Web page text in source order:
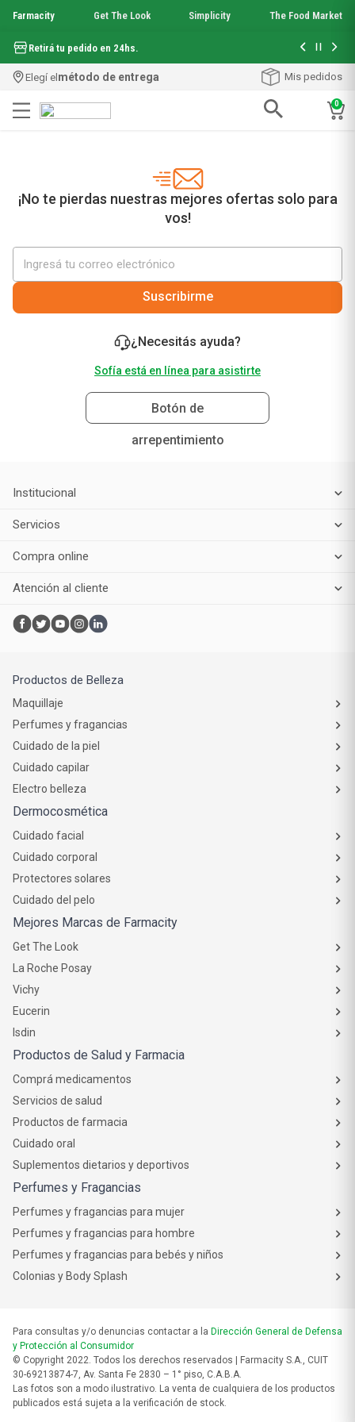
Farmacity Get The Look Simplicity The Food Market
Retirá tu pedido en 24hs. Hasta 6
Elegí elmétodo de entrega Mis pedidos
0
¡No te pierdas nuestras mejores ofertas solo para
vos!
Suscribirme
¿Necesitás ayuda?
Sofía está en línea para asistirte
Botón de
arrepentimiento
Institucional
Servicios
Compra online
Atención al cliente
Productos de Belleza
Maquillaje
Perfumes y fragancias
Cuidado de la piel
Cuidado capilar
Electro belleza
Dermocosmética
Cuidado facial
Cuidado corporal
Protectores solares
Cuidado del pelo
Mejores Marcas de Farmacity
Get The Look
La Roche Posay
Vichy
Eucerin
Isdin
Productos de Salud y Farmacia
Comprá medicamentos
Servicios de salud
Productos de farmacia
Cuidado oral
Suplementos dietarios y deportivos
Perfumes y Fragancias
Perfumes y fragancias para mujer
Perfumes y fragancias para hombre
Perfumes y fragancias para bebés y niños
Colonias y Body Splash
Para consultas y/o denuncias contactar a la Dirección General de Defensa
y Protección al Consumidor
© Copyright 2022. Todos los derechos reservados | Farmacity S.A., CUIT
30-69213874-7, Av. Santa Fe 2830 – 1° piso, C.A.B.A.
Las fotos son a modo ilustrativo. La venta de cualquiera de los productos
publicados está sujeta a la verificación de stock.
garnier toque seco crema facial
. mela b3
6
get the look
8
9